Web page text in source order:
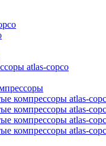
atlas-copco
компрессоры atlas-
компрессоры atlas-
компрессоры atlas-
компрессоры atlas-